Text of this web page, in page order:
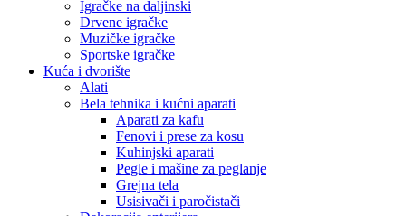
Igračke na daljinski
Drvene igračke
Muzičke igračke
Sportske igračke
Kuća i dvorište
Alati
Bela tehnika i kućni aparati
Aparati za kafu
Fenovi i prese za kosu
Kuhinjski aparati
Pegle i mašine za peglanje
Grejna tela
Usisivači i paročistači